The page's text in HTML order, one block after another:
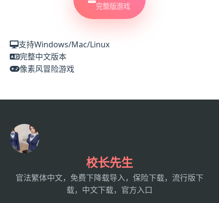
完整版游戏
支持Windows/Mac/Linux
完整中文版本
像素风冒险游戏
校长先生
官法繁体中文，免费下降载导入，保险下载，流行版下
载，中文下载，官方入口